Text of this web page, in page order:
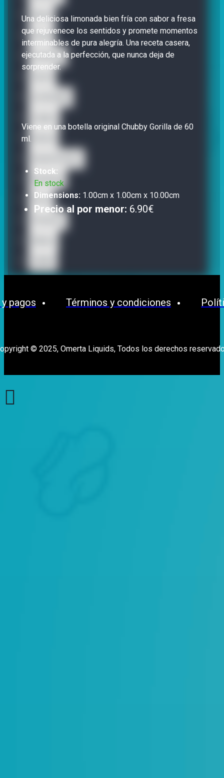
Bisha
Carat
Caravella
SweetUp
Terra
Una deliciosa limonada bien fría con sabor a fresa
que rejuvenece los sentidos y promete momentos
interminables de pura alegría. Una receta casera,
ejecutada a la perfección, que nunca deja de
sorprender.
Viene en una botella original Chubby Gorilla de 60
ml.
Stock:
En stock
Dimensions: 1.00cm x 1.00cm x 10.00cm
Precio al por menor: 6.90€
pagos Términos y condiciones
© 2025, Omerta Liquids, Todos los derechos